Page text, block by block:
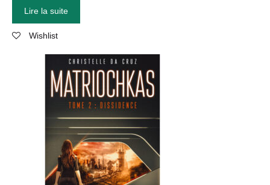
Lire la suite
Wishlist